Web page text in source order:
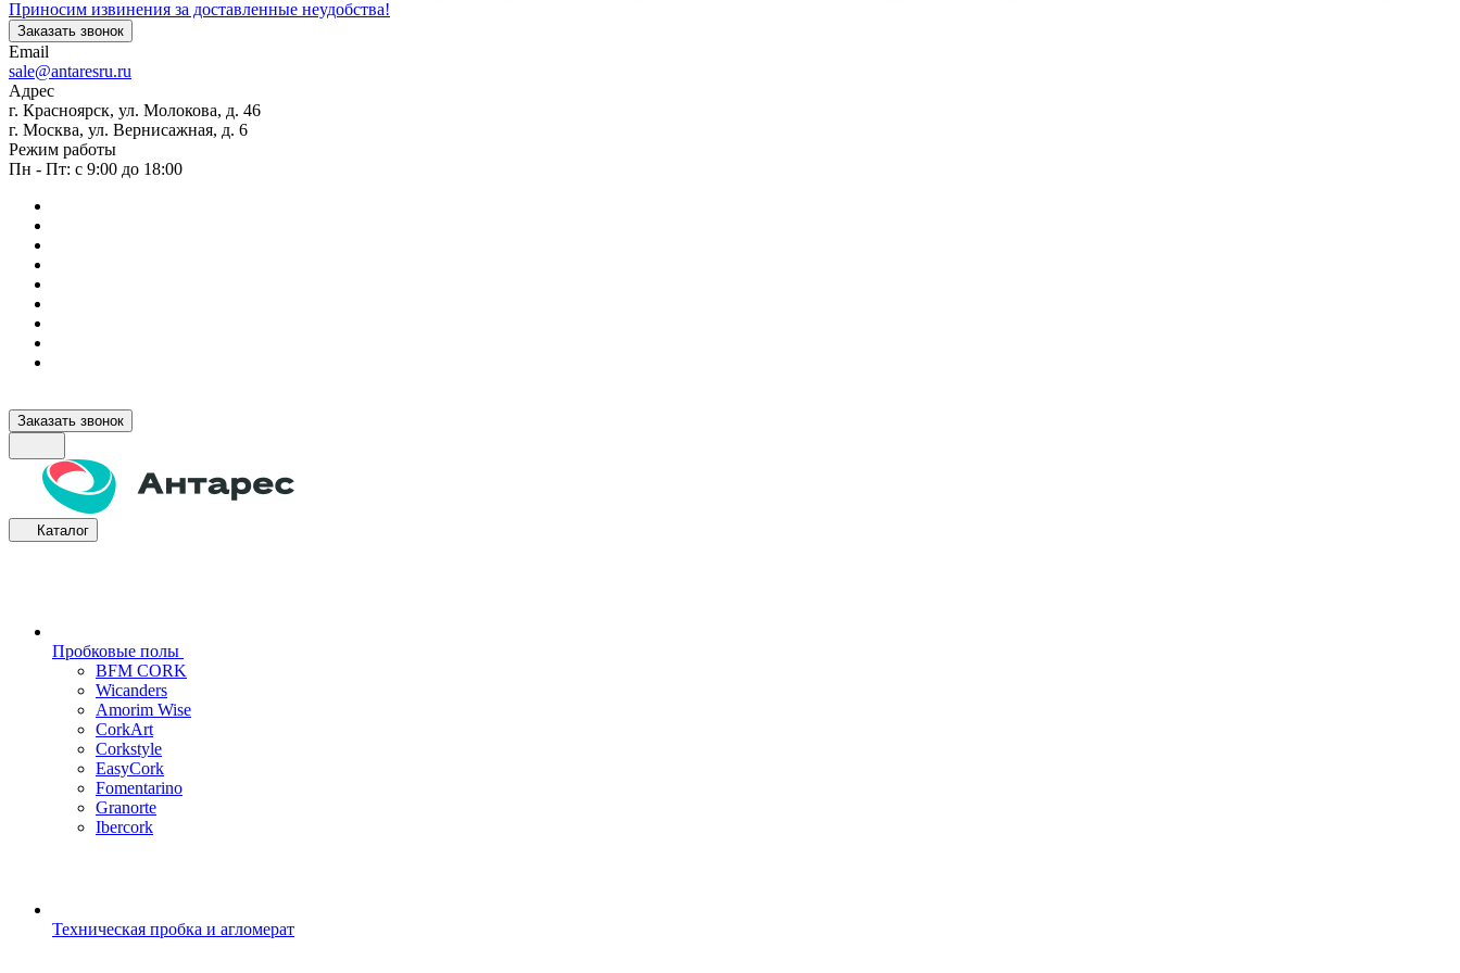
Приносим извинения за доставленные неудобства!
Заказать звонок
Email
sale@antaresru.ru
Адрес
г. Красноярск, ул. Молокова, д. 46
г. Москва, ул. Вернисажная, д. 6
Режим работы
Пн - Пт: с 9:00 до 18:00
Заказать звонок
Каталог
Пробковые полы
BFM CORK
Wicanders
Amorim Wise
CorkArt
Corkstyle
EasyCork
Fomentarino
Granorte
Ibercork
Техническая пробка и агломерат